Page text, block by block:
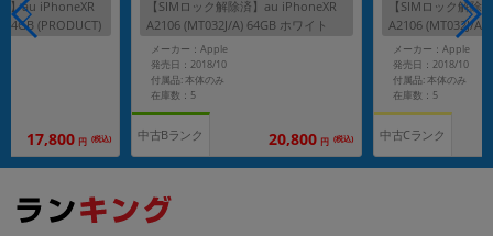
】au iPhoneXR
(PRODUCT)
17,800 円 (税込)
【SIMロック解除済】au iPhoneXR
A2106 (MT032J/A) 64GB ホワイト
メーカー：Apple
発売日：2018/10
付属品: 本体のみ
在庫数：5
中古Bランク 20,800 円 (税込)
【SIMロック解除
A2106 (MT032J/A)
メーカー：Apple
発売日：2018/10
付属品: 本体のみ
在庫数：5
中古Cランク